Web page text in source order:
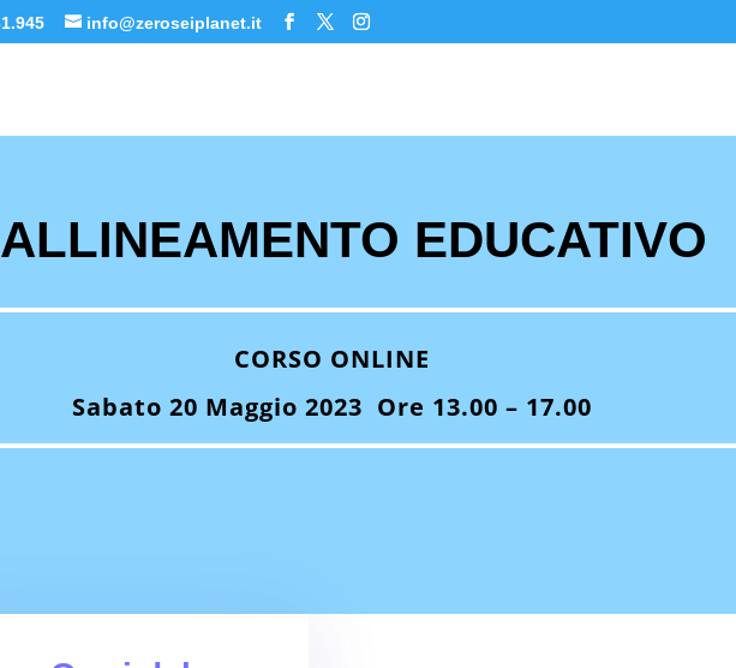
info@zeroseiplanet.it
EDUCATIVO
CORSO ONLINE
Sabato 20 Maggio 2023 Ore 13.00 – 17.00